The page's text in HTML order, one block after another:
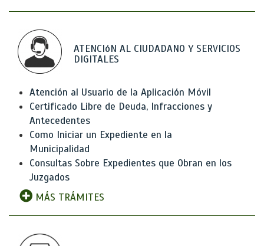
ATENCIóN AL CIUDADANO Y SERVICIOS
DIGITALES
Atención al Usuario de la Aplicación Móvil
Certificado Libre de Deuda, Infracciones y
Antecedentes
Como Iniciar un Expediente en la
Municipalidad
Consultas Sobre Expedientes que Obran en los
Juzgados
MÁS TRÁMITES